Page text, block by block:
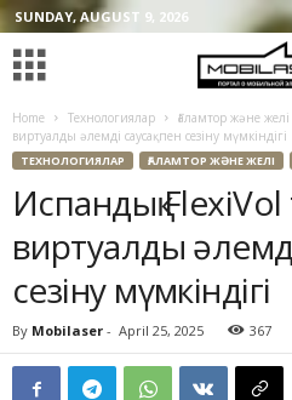
SUNDAY, AUGUST 9, 2026
Home Технологиялар Ғаламтор және желі
виртуалды әлемді саусақпен сезіну мүмкіндігі
ТЕХНОЛОГИЯЛАР ҒАЛАМТОР ЖӘНЕ ЖЕЛІ
Испандық
виртуалды
сезіну мүмкіндігі
By Mobilaser - April 25, 2025 367